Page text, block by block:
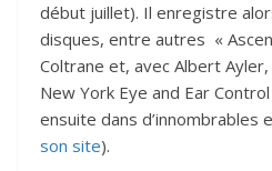
début juillet). Il enregistre
disques, entre autres «
Coltrane et, avec Albert Ayler,
New York Eye and Ear
ensuite dans d’innombrables
son site).